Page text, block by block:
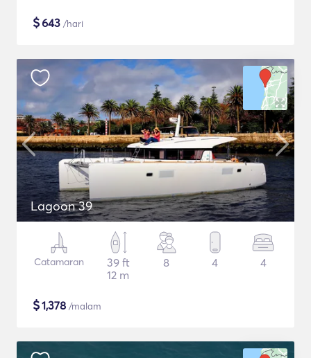
$643 /hari
Lagoon 39
Catamaran
39 ft
12 m
8 4 4
$1,378 /malam